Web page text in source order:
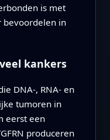
is met
bevoordelen in
kankers
DNA-, RNA- en
tumoren in
eerst een
produceren